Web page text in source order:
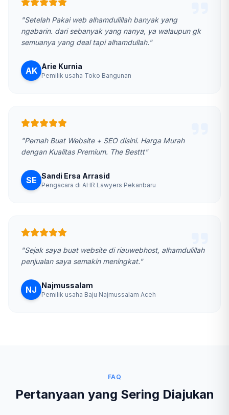
"Setelah Pakai web alhamdulillah banyak yang
ngabarin. dari sebanyak yang nanya, ya walaupun gk
semuanya yang deal tapi alhamdullah."
AK Arie Kurnia
Pemilik usaha Toko Bangunan
"Pernah Buat Website + SEO disini. Harga Murah
dengan Kualitas Premium. The Besttt"
SE Sandi Ersa Arrasid
Pengacara di AHR Lawyers Pekanbaru
"Sejak saya buat website di riauwebhost, alhamdulillah
penjualan saya semakin meningkat."
NJ Najmussalam
Pemilik usaha Baju Najmussalam Aceh
FAQ
Pertanyaan yang Sering Diajukan